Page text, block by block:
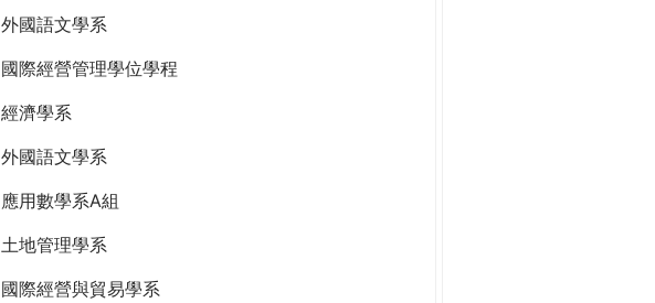
外國語文學系
國際經營管理學位學程
經濟學系
外國語文學系
應用數學系A組
土地管理學系
國際經營與貿易學系